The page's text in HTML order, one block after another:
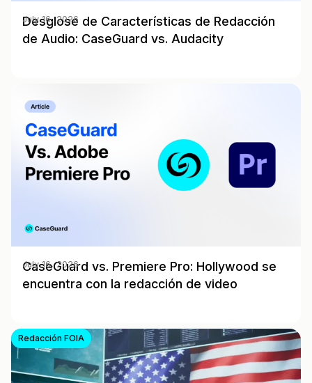
Desglose de Características de Redacción
de Audio: CaseGuard vs. Audacity
July 16, 2026
CaseGuard vs. Premiere Pro: Hollywood se
encuentra con la redacción de video
July 16, 2026
Redacción FOIA